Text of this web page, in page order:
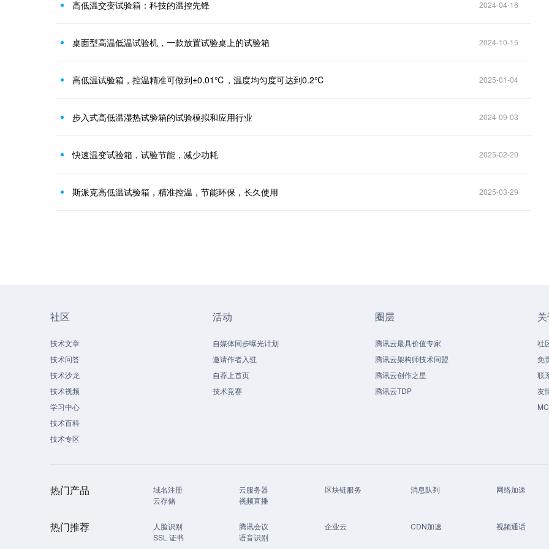
高低温交变试验箱：科技的温控先锋 2024-04-16
桌面型高温低温试验机，一款放置试验桌上的试验箱 2024-10-15
高低温试验箱，控温精准可做到±0.01℃，温度均匀度可达到0.2℃ 2025-01-04
步入式高低温湿热试验箱的试验模拟和应用行业 2024-09-03
快速温变试验箱，试验节能，减少功耗 2025-02-20
斯派克高低温试验箱，精准控温，节能环保，长久使用 2025-03-29
社区
技术文章
技术问答
技术沙龙
技术视频
学习中心
技术百科
技术专区
活动
自媒体同步曝光计划
邀请作者入驻
自荐上首页
技术竞赛
圈层
腾讯云最具价值专家
腾讯云架构师技术同盟
腾讯云创作之星
腾讯云TDP
社
免
联
友
热门产品 域名注册 云服务器 区块链服务 消息队列
网络加速
云存储
视频直播
热门推荐 人脸识别 腾讯会议 企业云 CDN加速
视频通话
SSL 证书
语音识别